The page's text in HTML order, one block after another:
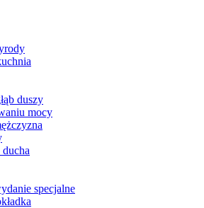
duszy
mocy
specjalne